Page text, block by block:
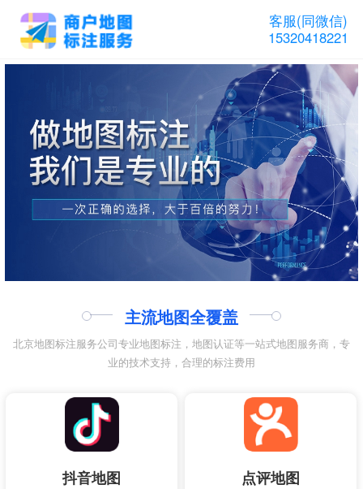
客服(同微信)
15320418221
主流地图全覆盖
北京地图标注服务公司专业地图标注，地图认证等一站式地图服务商，专
业的技术支持，合理的标注费用
抖音地图 点评地图